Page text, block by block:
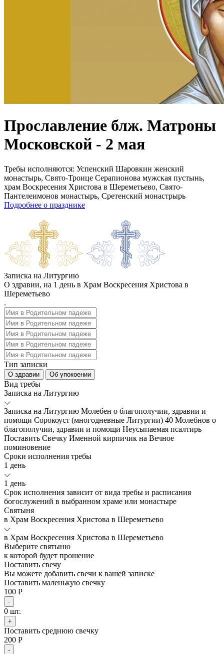
Прославление блж. Матроны
Московской - 2 мая
Требы исполняются: Успенский Шаровкин женский
монастырь, Свято-Троице Серапионова мужская пустынь,
храм Воскресения Христова в Шереметьево, Свято-
Пантелеимонов монастырь, Сретенский монастрырь
Подробнее о празднике
Записка на Литургию
О здравии, на 1 день в Храм Воскресения Христова в
Шереметьево
.
Тип записки
О здравии Об упокоении
Вид требы
Записка на Литургию
Записка на Литургию Молебен о благополучии, здравии и
помощи Сорокоуст (многодневные Литургии) 40 Молебнов о
благополучии, здравии и помощи Неусыпаемая псалтирь
Поставить Свечку Именной кирпичик на Вечное
поминовение
Сроки исполнения требы
1 день
1 день
Срок исполнения зависит от вида требы и расписания
богослужений в выбранном храме или монастыре
Святыня
в Храм Воскресения Христова в Шереметьево
в Храм Воскресения Христова в Шереметьево
Выберите святыню
к которой будет прошение
Поставить свечу
Вы можете добавить свечи к вашей записке
Поставить маленькую свечку
100 Р
-
0 шт.
+
Поставить среднюю свечку
200 Р
-